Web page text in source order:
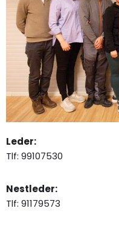
Leder:
Tlf: 99107530
Nestleder:
Tlf: 91179573